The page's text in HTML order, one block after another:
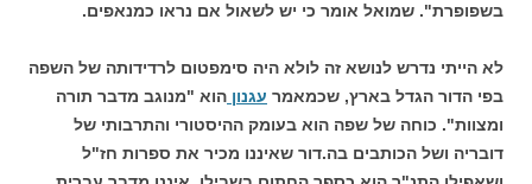
בשפופרת". שמואל אומר כי יש לשאול אם נראו כמנאפים.
לא הייתי נדרש לנושא זה לולא היה סימפטום לרדידותה של השפה
בפי הדור הגדל בארץ, שכמאמר עגנון הוא "מנוגב מדבר תורה
ומצוות". כוחה של שפה הוא בעומק ההיסטורי והתרבותי של
דובריה ושל הכותבים בה.דור שאיננו מכיר את ספרות חז"ל